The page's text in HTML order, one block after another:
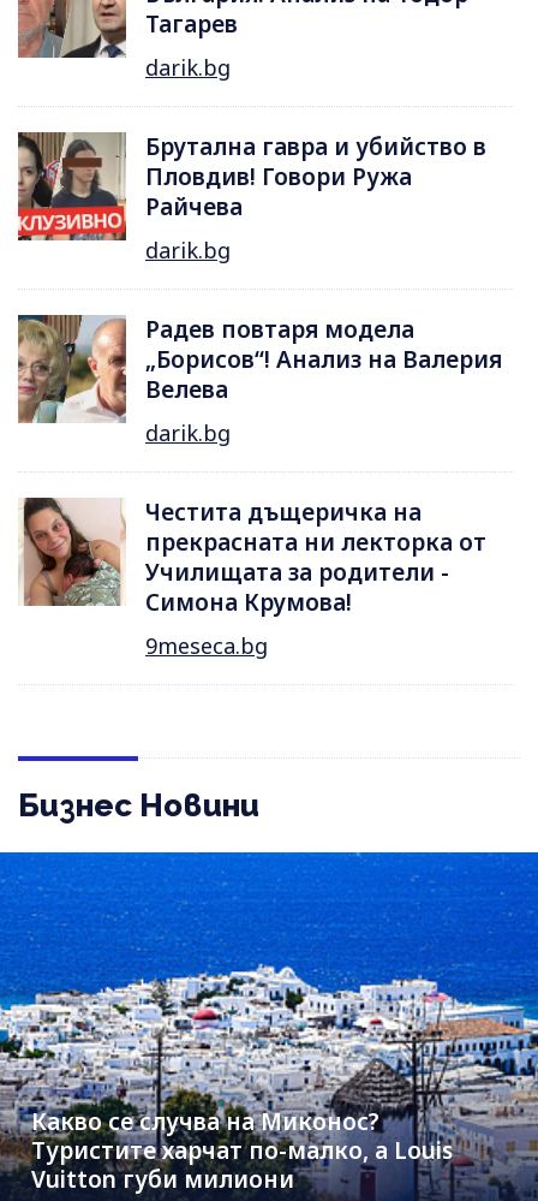
Тагарев
darik.bg
Брутална гавра и убийство в
Пловдив! Говори Ружа
Райчева
darik.bg
Радев повтаря модела
„Борисов“! Анализ на Валерия
Велева
darik.bg
Честита дъщеричка на
прекрасната ни лекторка от
Училищата за родители -
Симона Крумова!
9meseca.bg
Бизнес Новини
Какво се случва на Миконос?
Туристите харчат по-малко, а Louis
Vuitton губи милиони